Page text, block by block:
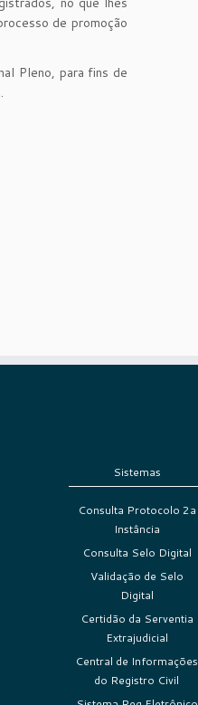
de promoção
Pleno, para fins de
Sistemas
Consulta Protocolo 2a
Instância
Consulta Selo Digital
Validação de Selo
Digital
Certidão da Serventia
Extrajudicial
Central de Informações
do Registro Civil